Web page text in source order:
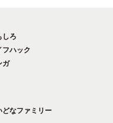
しろ
フハック
ガ
どなファミリー